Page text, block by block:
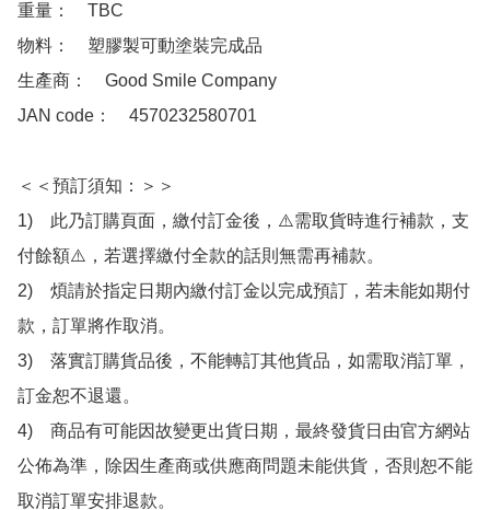
重量：　TBC
物料：　塑膠製可動塗裝完成品
生產商：　Good Smile Company
JAN code：　4570232580701
＜＜預訂須知：＞＞
1)　此乃訂購頁面，繳付訂金後，⚠️需取貨時進行補款，支
付餘額⚠️，若選擇繳付全款的話則無需再補款。
2)　煩請於指定日期內繳付訂金以完成預訂，若未能如期付
款，訂單將作取消。
3)　落實訂購貨品後，不能轉訂其他貨品，如需取消訂單，
訂金恕不退還。
4)　商品有可能因故變更出貨日期，最終發貨日由官方網站
公佈為準，除因生產商或供應商問題未能供貨，否則恕不能
取消訂單安排退款。